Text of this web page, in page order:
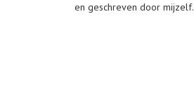
en geschreven door mijzelf.